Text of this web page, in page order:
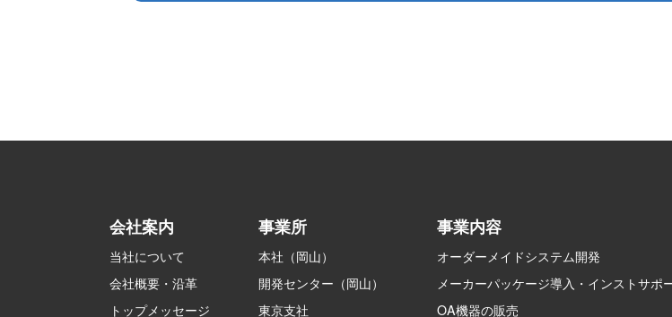
会社案内
当社について
会社概要・沿革
トップメッセージ
事業所
本社（岡山）
開発センター（岡山）
東京支社
事業内容
オーダーメイドシステム開発
メーカーパッケージ導入・インストサポ
OA機器の販売